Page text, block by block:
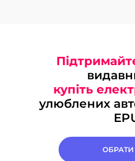
купіть
улюблених